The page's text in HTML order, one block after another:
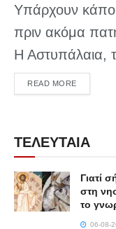
Υπάρχουν
πριν ακόμα
Η Αστυπάλαια,
READ MOREDETAILS
ΤΕΛΕΥΤΑΙΑ
Γιατί
στη
το
06-08-